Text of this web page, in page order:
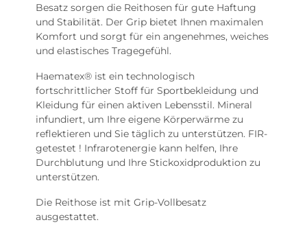
Besatz sorgen die Reithosen für gute Haftung
und Stabilität. Der Grip bietet Ihnen maximalen
Komfort und sorgt für ein angenehmes, weiches
und elastisches Tragegefühl.
Haematex® ist ein technologisch
fortschrittlicher Stoff für Sportbekleidung und
Kleidung für einen aktiven Lebensstil. Mineral
infundiert, um Ihre eigene Körperwärme zu
reflektieren und Sie täglich zu unterstützen. FIR-
getestet ! Infrarotenergie kann helfen, Ihre
Durchblutung und Ihre Stickoxidproduktion zu
unterstützen.
Die Reithose ist mit Grip-Vollbesatz
ausgestattet.